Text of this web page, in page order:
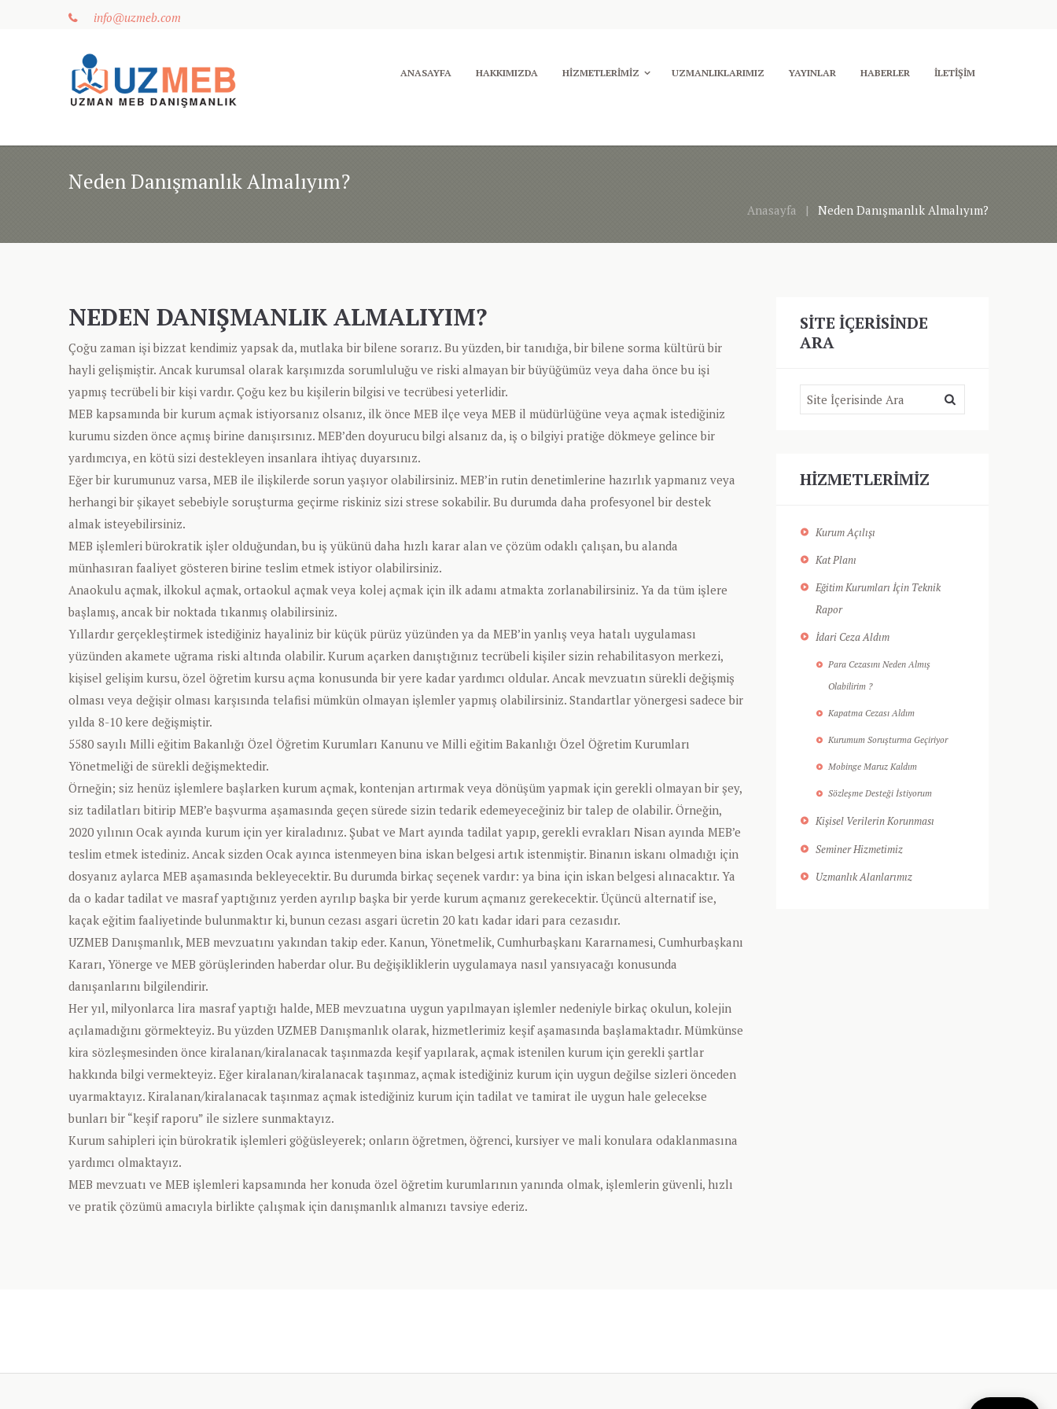
info@uzmeb.com
ANASAYFA HAKKIMIZDA HIZMETLERIMIZ UZMANLIKLARIMIZ YAYINLAR HABERLER İLETIŞIM
Neden Danışmanlık Almalıyım?
Anasayfa Neden Danışmanlık Almalıyım?
NEDEN DANIŞMANLIK ALMALIYIM?
Çoğu zaman işi bizzat kendimiz yapsak da, mutlaka bir bilene sorarız. Bu yüzden, bir tanıdığa, bir bilene sorma kültürü bir
hayli gelişmiştir. Ancak kurumsal olarak karşımızda sorumluluğu ve riski almayan bir büyüğümüz veya daha önce bu işi
yapmış tecrübeli bir kişi vardır. Çoğu kez bu kişilerin bilgisi ve tecrübesi yeterlidir.
MEB kapsamında bir kurum açmak istiyorsanız olsanız, ilk önce MEB ilçe veya MEB il müdürlüğüne veya açmak istediğiniz
kurumu sizden önce açmış birine danışırsınız. MEB’den doyurucu bilgi alsanız da, iş o bilgiyi pratiğe dökmeye gelince bir
yardımcıya, en kötü sizi destekleyen insanlara ihtiyaç duyarsınız.
Eğer bir kurumunuz varsa, MEB ile ilişkilerde sorun yaşıyor olabilirsiniz. MEB’in rutin denetimlerine hazırlık yapmanız veya
herhangi bir şikayet sebebiyle soruşturma geçirme riskiniz sizi strese sokabilir. Bu durumda daha profesyonel bir destek
almak isteyebilirsiniz.
MEB işlemleri bürokratik işler olduğundan, bu iş yükünü daha hızlı karar alan ve çözüm odaklı çalışan, bu alanda
münhasıran faaliyet gösteren birine teslim etmek istiyor olabilirsiniz.
Anaokulu açmak, ilkokul açmak, ortaokul açmak veya kolej açmak için ilk adamı atmakta zorlanabilirsiniz. Ya da tüm işlere
başlamış, ancak bir noktada tıkanmış olabilirsiniz.
Yıllardır gerçekleştirmek istediğiniz hayaliniz bir küçük pürüz yüzünden ya da MEB’in yanlış veya hatalı uygulaması
yüzünden akamete uğrama riski altında olabilir. Kurum açarken danıştığınız tecrübeli kişiler sizin rehabilitasyon merkezi,
kişisel gelişim kursu, özel öğretim kursu açma konusunda bir yere kadar yardımcı oldular. Ancak mevzuatın sürekli değişmiş
olması veya değişir olması karşısında telafisi mümkün olmayan işlemler yapmış olabilirsiniz. Standartlar yönergesi sadece bir
yılda 8-10 kere değişmiştir.
5580 sayılı Milli eğitim Bakanlığı Özel Öğretim Kurumları Kanunu ve Milli eğitim Bakanlığı Özel Öğretim Kurumları
Yönetmeliği de sürekli değişmektedir.
Örneğin; siz henüz işlemlere başlarken kurum açmak, kontenjan artırmak veya dönüşüm yapmak için gerekli olmayan bir şey,
siz tadilatları bitirip MEB’e başvurma aşamasında geçen sürede sizin tedarik edemeyeceğiniz bir talep de olabilir. Örneğin,
2020 yılının Ocak ayında kurum için yer kiraladınız. Şubat ve Mart ayında tadilat yapıp, gerekli evrakları Nisan ayında MEB’e
teslim etmek istediniz. Ancak sizden Ocak ayınca istenmeyen bina iskan belgesi artık istenmiştir. Binanın iskanı olmadığı için
dosyanız aylarca MEB aşamasında bekleyecektir. Bu durumda birkaç seçenek vardır: ya bina için iskan belgesi alınacaktır. Ya
da o kadar tadilat ve masraf yaptığınız yerden ayrılıp başka bir yerde kurum açmanız gerekecektir. Üçüncü alternatif ise,
kaçak eğitim faaliyetinde bulunmaktır ki, bunun cezası asgari ücretin 20 katı kadar idari para cezasıdır.
UZMEB Danışmanlık, MEB mevzuatını yakından takip eder. Kanun, Yönetmelik, Cumhurbaşkanı Kararnamesi, Cumhurbaşkanı
Kararı, Yönerge ve MEB görüşlerinden haberdar olur. Bu değişikliklerin uygulamaya nasıl yansıyacağı konusunda
danışanlarını bilgilendirir.
Her yıl, milyonlarca lira masraf yaptığı halde, MEB mevzuatına uygun yapılmayan işlemler nedeniyle birkaç okulun, kolejin
açılamadığını görmekteyiz. Bu yüzden UZMEB Danışmanlık olarak, hizmetlerimiz keşif aşamasında başlamaktadır. Mümkünse
kira sözleşmesinden önce kiralanan/kiralanacak taşınmazda keşif yapılarak, açmak istenilen kurum için gerekli şartlar
hakkında bilgi vermekteyiz. Eğer kiralanan/kiralanacak taşınmaz, açmak istediğiniz kurum için uygun değilse sizleri önceden
uyarmaktayız. Kiralanan/kiralanacak taşınmaz açmak istediğiniz kurum için tadilat ve tamirat ile uygun hale gelecekse
bunları bir “keşif raporu” ile sizlere sunmaktayız.
Kurum sahipleri için bürokratik işlemleri göğüsleyerek; onların öğretmen, öğrenci, kursiyer ve mali konulara odaklanmasına
yardımcı olmaktayız.
MEB mevzuatı ve MEB işlemleri kapsamında her konuda özel öğretim kurumlarının yanında olmak, işlemlerin güvenli, hızlı
ve pratik çözümü amacıyla birlikte çalışmak için danışmanlık almanızı tavsiye ederiz.
SITE İÇERISINDE
ARA
HIZMETLERIMIZ
Kurum Açılışı
Kat Planı
Eğitim Kurumları İçin Teknik
Rapor
İdari Ceza Aldım
Para Cezasını Neden Almış
Olabilirim ?
Kapatma Cezası Aldım
Kurumum Soruşturma Geçiriyor
Mobinge Maruz Kaldım
Sözleşme Desteği İstiyorum
Kişisel Verilerin Korunması
Seminer Hizmetimiz
Uzmanlık Alanlarımız